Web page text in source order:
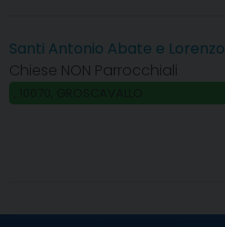
Santi Antonio Abate e Lorenzo
Chiese NON Parrocchiali